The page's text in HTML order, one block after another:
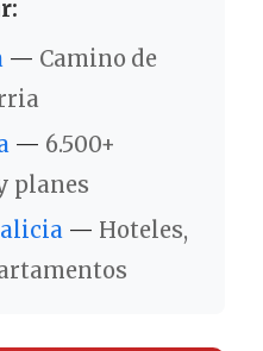
— Camino de
— 6.500+
planes
— Hoteles,